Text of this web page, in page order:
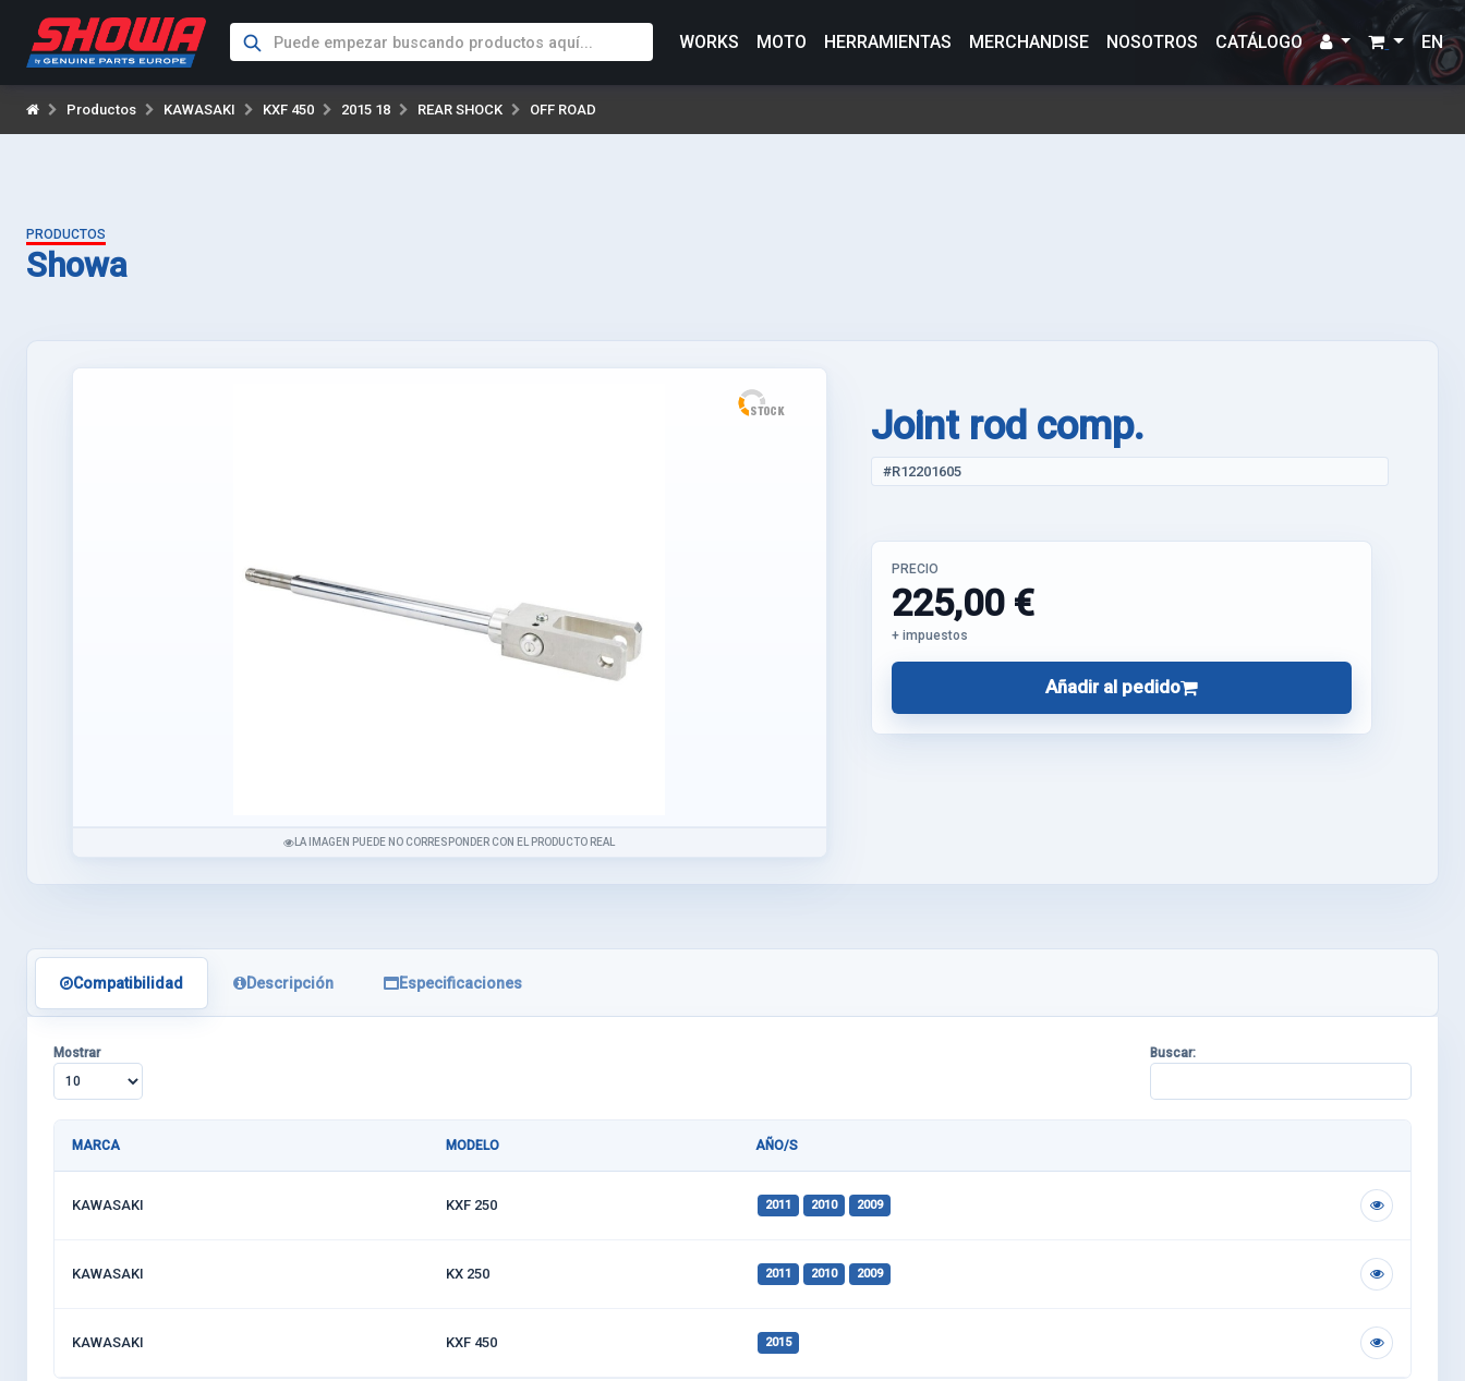
WORKS MOTO HERRAMIENTAS MERCHANDISE NOSOTROS CATÁLOGO EN
Productos KAWASAKI KXF 450 2015 18 REAR SHOCK OFF ROAD
PRODUCTOS
Showa
LA IMAGEN PUEDE NO CORRESPONDER CON EL PRODUCTO REAL
Joint rod comp.
#R12201605
PRECIO
225,00 €
+ impuestos
Añadir al pedido
Compatibilidad Descripción Especificaciones
Mostrar Buscar:
MARCA MODELO AÑO/S
KAWASAKI KXF 250 2011 2010 2009
KAWASAKI KX 250 2011 2010 2009
KAWASAKI KXF 450 2015